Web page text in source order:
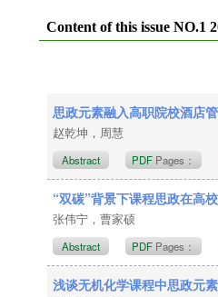
Content of this issue NO.1
思政元素融入高职院校酒店
赵乾坤，周慧
Abstract PDF Pages：
“双碳”背景下课程思政在高
张伟宁，曹家硕
Abstract PDF Pages：
浅谈无机化学课程中思政元